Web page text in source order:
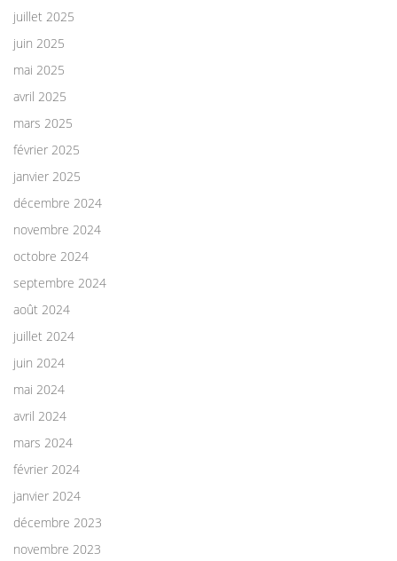
juillet 2025
juin 2025
mai 2025
avril 2025
mars 2025
février 2025
janvier 2025
décembre 2024
novembre 2024
octobre 2024
septembre 2024
août 2024
juillet 2024
juin 2024
mai 2024
avril 2024
mars 2024
février 2024
janvier 2024
décembre 2023
novembre 2023